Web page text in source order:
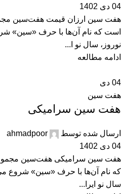
04 دی 1402
هفت سین ارزان قیمت هفت‌سین
است که نام آن‌ها با حرف «سین»
نوروز، سال نو ا...
ادامه مطالعه
04 دی
هفت سین
هفت سین سرامیکی
ارسال شده توسط
ahmadpoor
04 دی 1402
هفت سین سرامیکی هفت‌سین
که نام آن‌ها با حرف «سین» شروع
سال نو ایرا...